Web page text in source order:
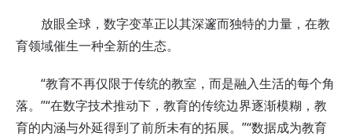
放眼全球，数字变革正以其深邃而独特的力量，在教
育领域催生一种全新的生态。
“教育不再仅限于传统的教室，而是融入生活的每个角
落。”“在数字技术推动下，教育的传统边界逐渐模糊，教
育的内涵与外延得到了前所未有的拓展。”“数据成为教育